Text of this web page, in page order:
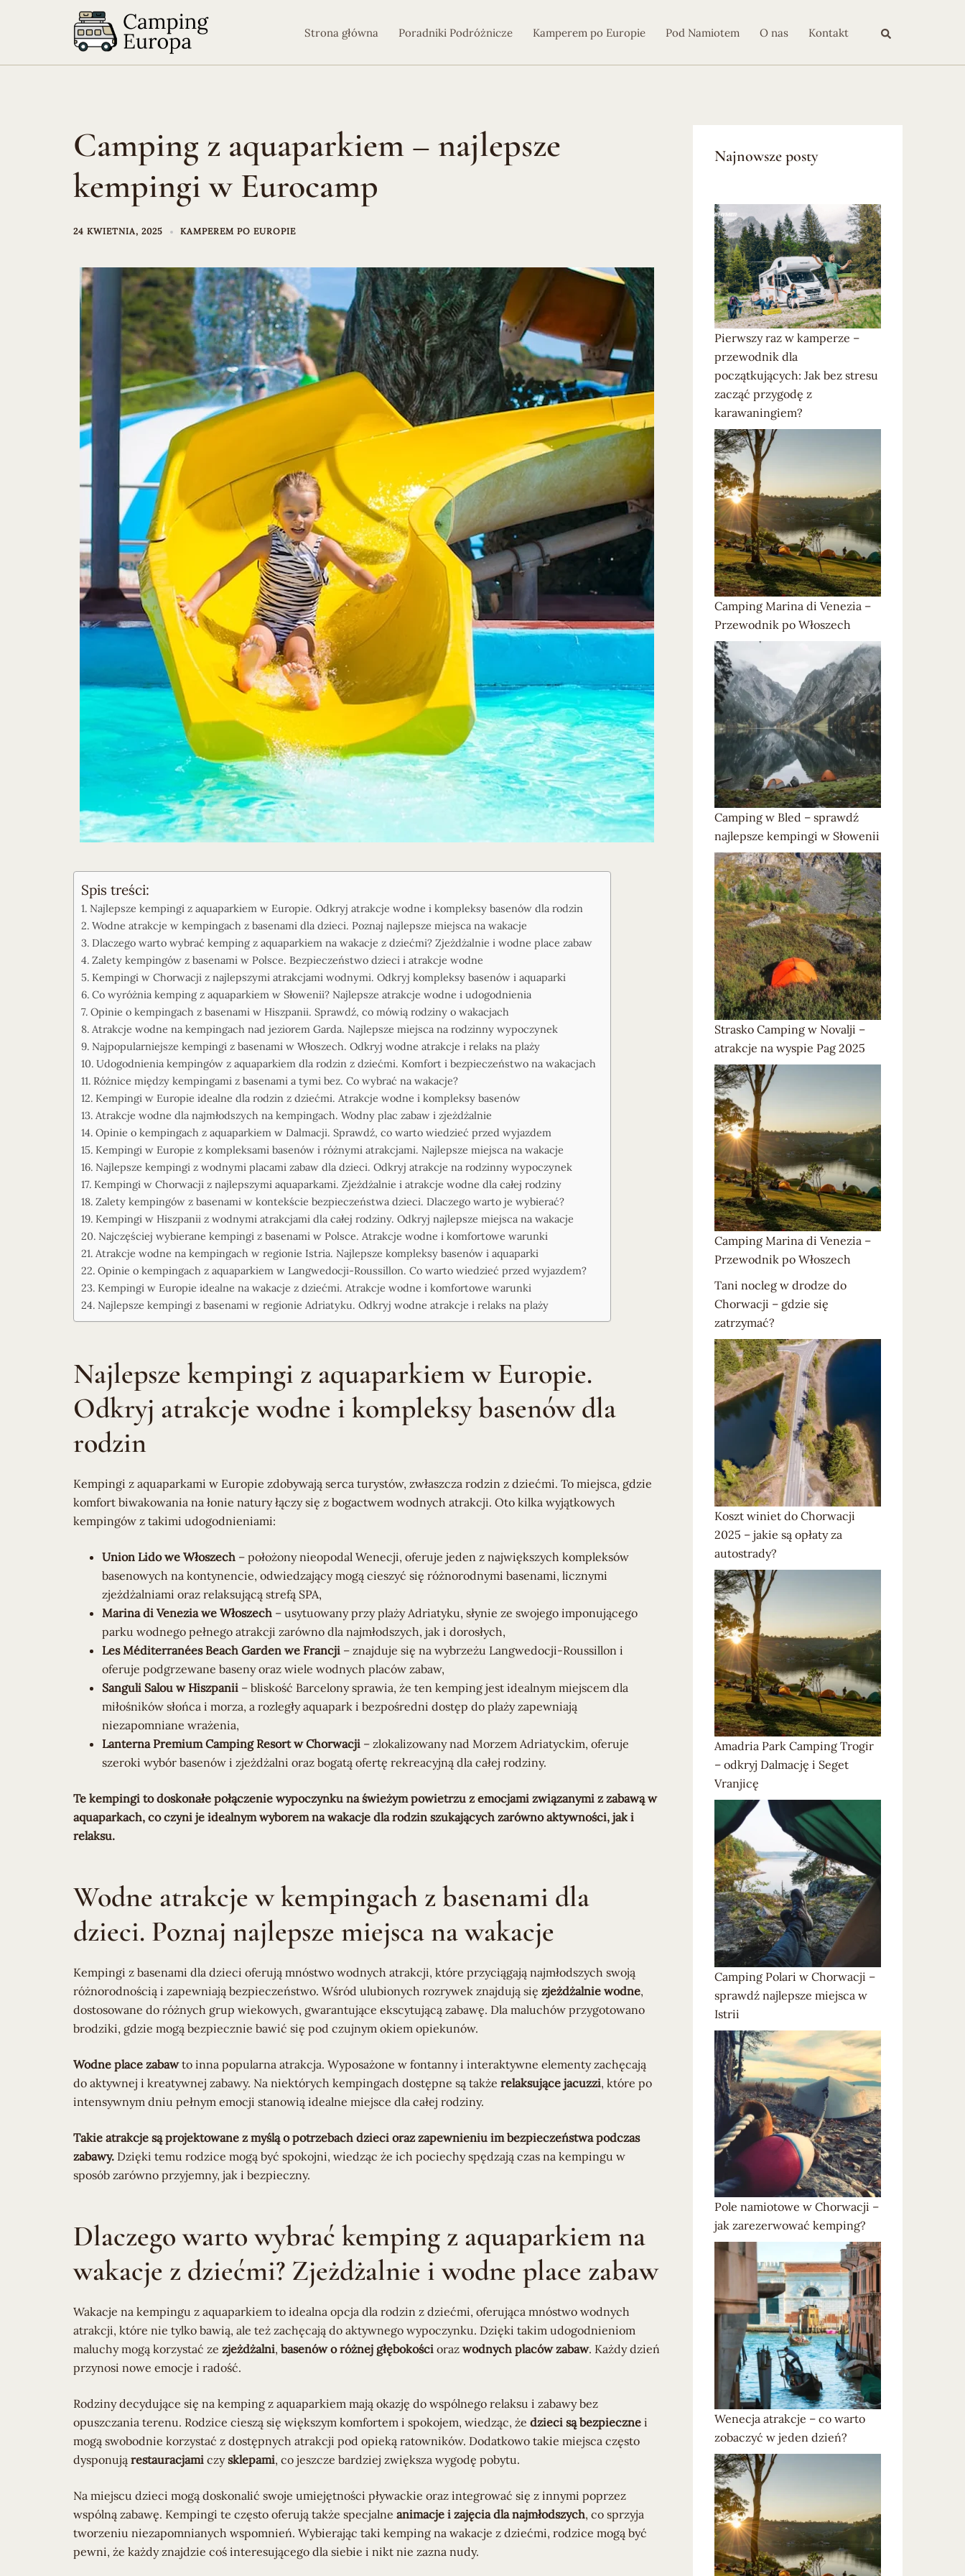
Strona główna Poradniki Podróżnicze Kamperem po Europie Pod Namiotem O nas Kontakt Szukaj
Camping z aquaparkiem – najlepsze
kempingi w Eurocamp
24 KWIETNIA, 2025 KAMPEREM PO EUROPIE
Spis treści:
Najlepsze kempingi z aquaparkiem w Europie. Odkryj atrakcje wodne i kompleksy basenów dla rodzin
Wodne atrakcje w kempingach z basenami dla dzieci. Poznaj najlepsze miejsca na wakacje
Dlaczego warto wybrać kemping z aquaparkiem na wakacje z dziećmi? Zjeżdżalnie i wodne place zabaw
Zalety kempingów z basenami w Polsce. Bezpieczeństwo dzieci i atrakcje wodne
Kempingi w Chorwacji z najlepszymi atrakcjami wodnymi. Odkryj kompleksy basenów i aquaparki
Co wyróżnia kemping z aquaparkiem w Słowenii? Najlepsze atrakcje wodne i udogodnienia
Opinie o kempingach z basenami w Hiszpanii. Sprawdź, co mówią rodziny o wakacjach
Atrakcje wodne na kempingach nad jeziorem Garda. Najlepsze miejsca na rodzinny wypoczynek
Najpopularniejsze kempingi z basenami w Włoszech. Odkryj wodne atrakcje i relaks na plaży
Udogodnienia kempingów z aquaparkiem dla rodzin z dziećmi. Komfort i bezpieczeństwo na wakacjach
Różnice między kempingami z basenami a tymi bez. Co wybrać na wakacje?
Kempingi w Europie idealne dla rodzin z dziećmi. Atrakcje wodne i kompleksy basenów
Atrakcje wodne dla najmłodszych na kempingach. Wodny plac zabaw i zjeżdżalnie
Opinie o kempingach z aquaparkiem w Dalmacji. Sprawdź, co warto wiedzieć przed wyjazdem
Kempingi w Europie z kompleksami basenów i różnymi atrakcjami. Najlepsze miejsca na wakacje
Najlepsze kempingi z wodnymi placami zabaw dla dzieci. Odkryj atrakcje na rodzinny wypoczynek
Kempingi w Chorwacji z najlepszymi aquaparkami. Zjeżdżalnie i atrakcje wodne dla całej rodziny
Zalety kempingów z basenami w kontekście bezpieczeństwa dzieci. Dlaczego warto je wybierać?
Kempingi w Hiszpanii z wodnymi atrakcjami dla całej rodziny. Odkryj najlepsze miejsca na wakacje
Najczęściej wybierane kempingi z basenami w Polsce. Atrakcje wodne i komfortowe warunki
Atrakcje wodne na kempingach w regionie Istria. Najlepsze kompleksy basenów i aquaparki
Opinie o kempingach z aquaparkiem w Langwedocji-Roussillon. Co warto wiedzieć przed wyjazdem?
Kempingi w Europie idealne na wakacje z dziećmi. Atrakcje wodne i komfortowe warunki
Najlepsze kempingi z basenami w regionie Adriatyku. Odkryj wodne atrakcje i relaks na plaży
Najlepsze kempingi z aquaparkiem w Europie.
Odkryj atrakcje wodne i kompleksy basenów dla
rodzin
Kempingi z aquaparkami w Europie zdobywają serca turystów, zwłaszcza rodzin z dziećmi. To miejsca, gdzie
komfort biwakowania na łonie natury łączy się z bogactwem wodnych atrakcji. Oto kilka wyjątkowych
kempingów z takimi udogodnieniami:
Union Lido we Włoszech – położony nieopodal Wenecji, oferuje jeden z największych kompleksów
basenowych na kontynencie, odwiedzający mogą cieszyć się różnorodnymi basenami, licznymi
zjeżdżalniami oraz relaksującą strefą SPA,
Marina di Venezia we Włoszech – usytuowany przy plaży Adriatyku, słynie ze swojego imponującego
parku wodnego pełnego atrakcji zarówno dla najmłodszych, jak i dorosłych,
Les Méditerranées Beach Garden we Francji – znajduje się na wybrzeżu Langwedocji-Roussillon i
oferuje podgrzewane baseny oraz wiele wodnych placów zabaw,
Sanguli Salou w Hiszpanii – bliskość Barcelony sprawia, że ten kemping jest idealnym miejscem dla
miłośników słońca i morza, a rozległy aquapark i bezpośredni dostęp do plaży zapewniają
niezapomniane wrażenia,
Lanterna Premium Camping Resort w Chorwacji – zlokalizowany nad Morzem Adriatyckim, oferuje
szeroki wybór basenów i zjeżdżalni oraz bogatą ofertę rekreacyjną dla całej rodziny.
Te kempingi to doskonałe połączenie wypoczynku na świeżym powietrzu z emocjami związanymi z zabawą w
aquaparkach, co czyni je idealnym wyborem na wakacje dla rodzin szukających zarówno aktywności, jak i
relaksu.
Wodne atrakcje w kempingach z basenami dla
dzieci. Poznaj najlepsze miejsca na wakacje
Kempingi z basenami dla dzieci oferują mnóstwo wodnych atrakcji, które przyciągają najmłodszych swoją
różnorodnością i zapewniają bezpieczeństwo. Wśród ulubionych rozrywek znajdują się zjeżdżalnie wodne,
dostosowane do różnych grup wiekowych, gwarantujące ekscytującą zabawę. Dla maluchów przygotowano
brodziki, gdzie mogą bezpiecznie bawić się pod czujnym okiem opiekunów.
Wodne place zabawto inna popularna atrakcja. Wyposażone w fontanny i interaktywne elementy zachęcają
do aktywnej i kreatywnej zabawy. Na niektórych kempingach dostępne są także relaksujące jacuzzi, które po
intensywnym dniu pełnym emocji stanowią idealne miejsce dla całej rodziny.
Takie atrakcje są projektowane z myślą o potrzebach dzieci oraz zapewnieniu im bezpieczeństwa podczas
zabawy. Dzięki temu rodzice mogą być spokojni, wiedząc że ich pociechy spędzają czas na kempingu w
sposób zarówno przyjemny, jak i bezpieczny.
Dlaczego warto wybrać kemping z aquaparkiem na
wakacje z dziećmi? Zjeżdżalnie i wodne place zabaw
Wakacje na kempingu z aquaparkiem to idealna opcja dla rodzin z dziećmi, oferująca mnóstwo wodnych
atrakcji, które nie tylko bawią, ale też zachęcają do aktywnego wypoczynku. Dzięki takim udogodnieniom
maluchy mogą korzystać ze zjeżdżalni, basenów o różnej głębokości oraz wodnych placów zabaw. Każdy dzień
przynosi nowe emocje i radość.
Rodziny decydujące się na kemping z aquaparkiem mają okazję do wspólnego relaksu i zabawy bez
opuszczania terenu. Rodzice cieszą się większym komfortem i spokojem, wiedząc, że dzieci są bezpieczne i
mogą swobodnie korzystać z dostępnych atrakcji pod opieką ratowników. Dodatkowo takie miejsca często
dysponują restauracjami czysklepami, co jeszcze bardziej zwiększa wygodę pobytu.
Na miejscu dzieci mogą doskonalić swoje umiejętności pływackie oraz integrować się z innymi poprzez
wspólną zabawę. Kempingi te często oferują także specjalne animacje i zajęcia dla najmłodszych, co sprzyja
tworzeniu niezapomnianych wspomnień. Wybierając taki kemping na wakacje z dziećmi, rodzice mogą być
pewni, że każdy znajdzie coś interesującego dla siebie i nikt nie zazna nudy.
Najnowsze posty
Pierwszy raz w kamperze –
przewodnik dla
początkujących: Jak bez stresu
zacząć przygodę z
karawaningiem?
Camping Marina di Venezia –
Przewodnik po Włoszech
Camping w Bled – sprawdź
najlepsze kempingi w Słowenii
Strasko Camping w Novalji –
atrakcje na wyspie Pag 2025
Camping Marina di Venezia –
Przewodnik po Włoszech
Tani nocleg w drodze do
Chorwacji – gdzie się
zatrzymać?
Koszt winiet do Chorwacji
2025 – jakie są opłaty za
autostrady?
Amadria Park Camping Trogir
– odkryj Dalmację i Seget
Vranjicę
Camping Polari w Chorwacji –
sprawdź najlepsze miejsca w
Istrii
Pole namiotowe w Chorwacji –
jak zarezerwować kemping?
Wenecja atrakcje – co warto
zobaczyć w jeden dzień?